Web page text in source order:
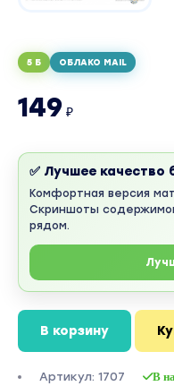
5 Б ОБЛАКО MAIL
149 ₽
✅ Лучшее качество
Комфортная версия
Скриншоты
рядом.
В корзину
Артикул: 1707 В